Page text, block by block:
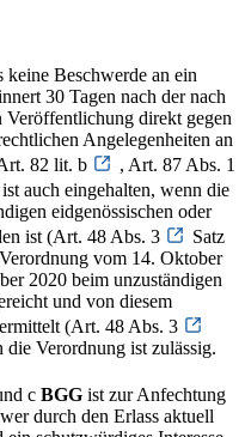
keine Beschwerde an ein
30 Tagen nach der nach
Veröffentlichung direkt gegen
Angelegenheiten an
82 lit. b
, Art. 87 Abs. 1
auch eingehalten, wenn die
eidgenössischen oder
ist (Art. 48 Abs. 3
Satz
vom 14. Oktober
2020 beim unzuständigen
und von diesem
(Art. 48 Abs. 3
Verordnung ist zulässig.
c BGG ist zur Anfechtung
durch den Erlass aktuell